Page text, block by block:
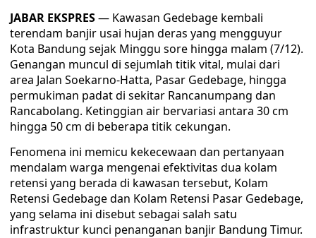
JABAR EKSPRES— Kawasan Gedebage kembali
terendam banjir usai hujan deras yang mengguyur
Kota Bandung sejak Minggu sore hingga malam (7/12).
Genangan muncul di sejumlah titik vital, mulai dari
area Jalan Soekarno-Hatta, Pasar Gedebage, hingga
permukiman padat di sekitar Rancanumpang dan
Rancabolang. Ketinggian air bervariasi antara 30 cm
hingga 50 cm di beberapa titik cekungan.
Fenomena ini memicu kekecewaan dan pertanyaan
mendalam warga mengenai efektivitas dua kolam
retensi yang berada di kawasan tersebut, Kolam
Retensi Gedebage dan Kolam Retensi Pasar Gedebage,
yang selama ini disebut sebagai salah satu
infrastruktur kunci penanganan banjir Bandung Timur.